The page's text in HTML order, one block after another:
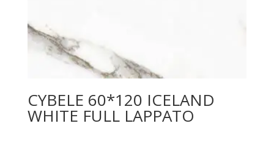
CYBELE 60*120 ICELAND
WHITE FULL LAPPATO